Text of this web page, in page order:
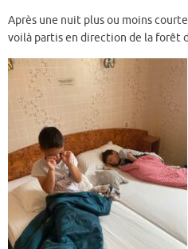
Après une nuit plus ou moins
voilà partis en direction de la forêt